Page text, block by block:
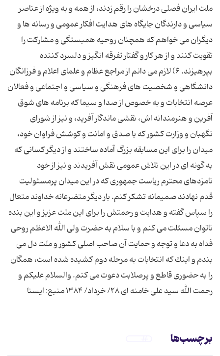
ملت ایران فصلی درخشان را رقم زدند، از همه و به ویژه از عناصر
سیاسی و دارندگان جایگاه های هدایت افكار عمومی و رسانه ها و
دیگران می خواهم كه همچنان روحیه همبستگی و مشاركت را
تقویت كنند و از هر كار و گفتار تفرقه انگیز و دلسرد كننده
بپرهیزند. ۶) لازم می دانم از مراجع عظام و علمای اعلام و فرزانگان
دانشگاهی و شخصیت های فرهنگی و سیاسی و اجتماعی و فعالان
عرصه انتخابات و به خصوص از صدا و سیما كه برنامه های شوق
آفرین و هنرمندانه اش، نقشی ماندگار آفرید، و نیز از شورای
نگهبان و وزارت كشور كه با صدق و امانت و كوشش فراوان خود،
میدان را برای این مسابقه بزرگ آماده ساختند و از دیگر كسانی كه
به گونه ای در این تلاش عمومی نقش آفریدند و نیز از خود
نامزدهای محترم ریاست جمهوری كه در این میدان پرمسئولیت
قدم نهادند صمیمانه تشكر كنم. بار دیگر متضرعانه خداوند متعال
را سپاس گفته و هدایت و رحمتش را برای این ملت عزیز و این بنده
ناتوان مسئلت می كنم و با سلام به حضرت ولی الله الاعظم روحی
فداه به دعا و توجه و حمایت آن صاحب اصلی كشور و ملت دل می
بندم و اینك كه انتخابات به مرحله دوم كشیده شده است، همگان
را به حضوری قاطع و پرصلابت دعوت می كنم. والسلام علیكم و
رحمت الله سید علی خامنه ای ۲۸/ خرداد/ ۱۳۸۴ منبع: ایسنا
برچسب‌ها